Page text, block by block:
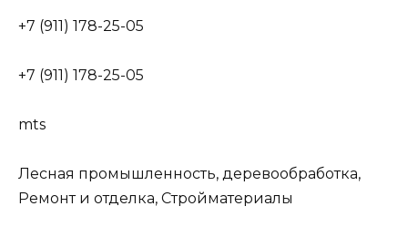
+7 (911) 178-25-05
+7 (911) 178-25-05
mts
Лесная промышленность, деревообработка,
Ремонт и отделка, Стройматериалы